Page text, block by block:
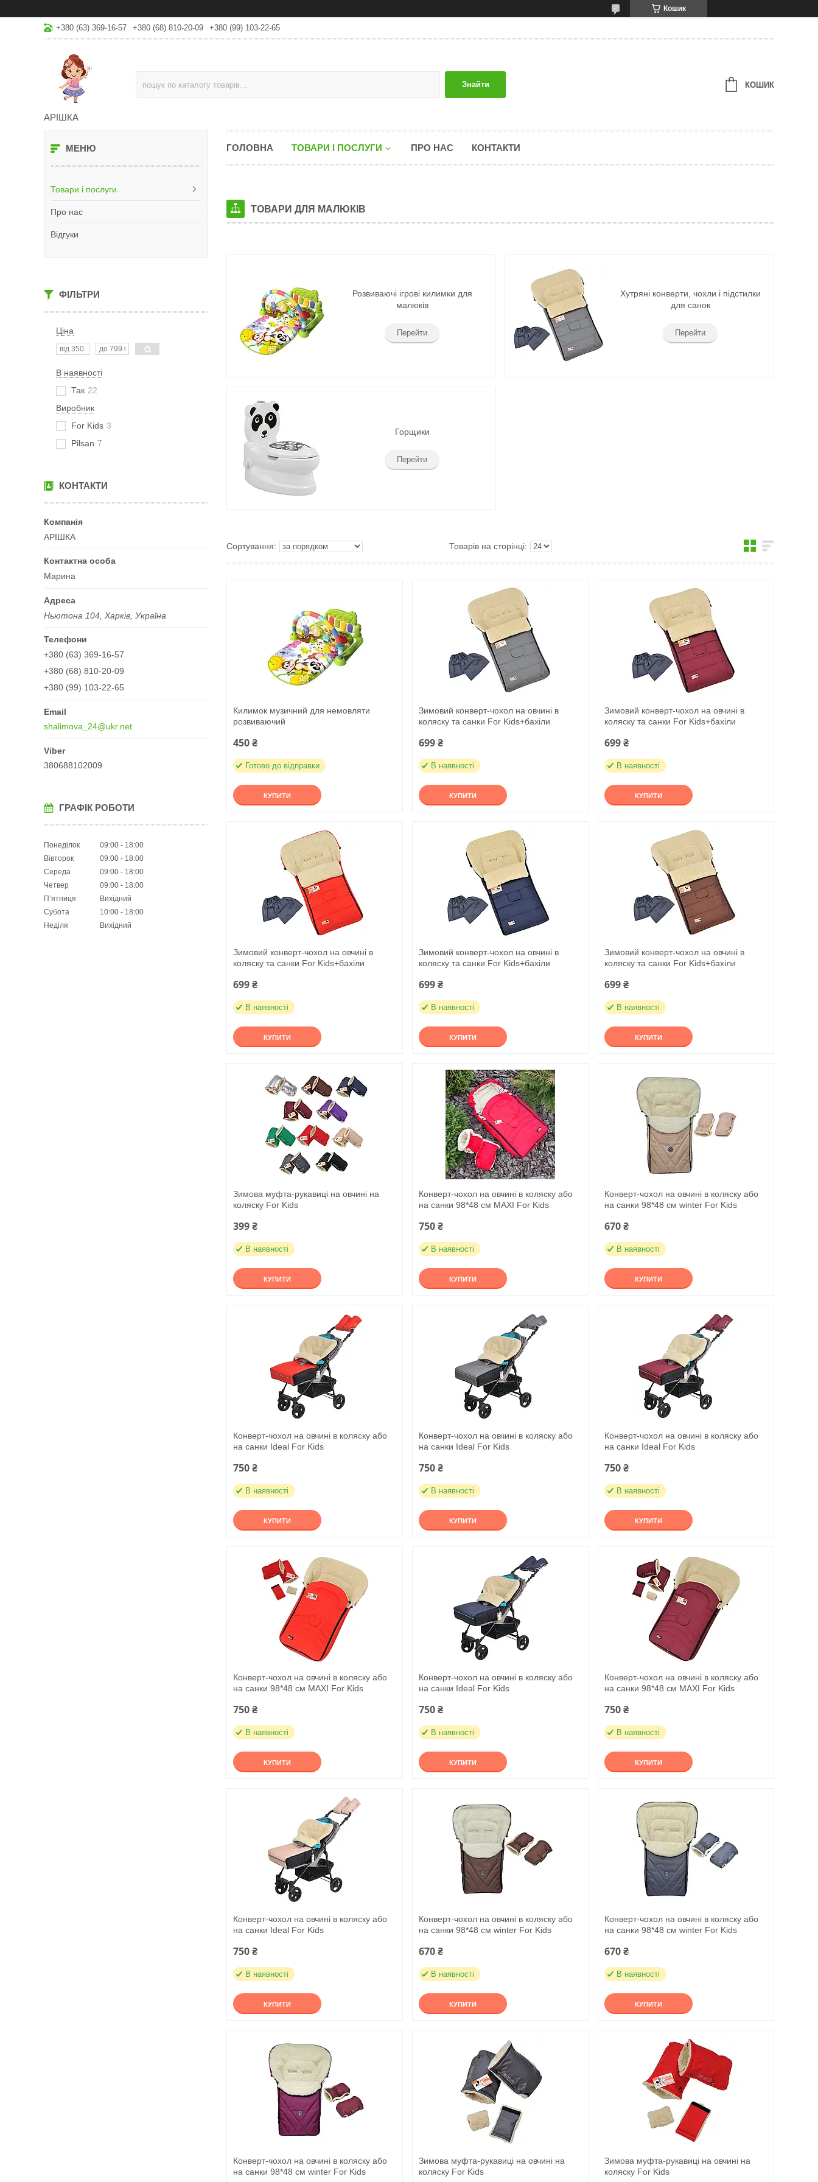
Кошик
+380 (63) 369-16-57 +380 (68) 810-20-09 +380 (99) 103-22-65
АРІШКА
Знайти КОШИК
Товари і послуги
Про нас
Відгуки
ФІЛЬТРИ
Ціна
В наявності
Так 22
Виробник
For Kids 3
Pilsan 7
КОНТАКТИ
АРІШКА
Марина
Ньютона 104, Харків, Україна
+380 (63) 369-16-57
+380 (68) 810-20-09
+380 (99) 103-22-65
shalimova_24@ukr.net
380688102009
ГРАФІК РОБОТИ
Понеділок 09:00
18:00
Вівторок
09:00
18:00
Середа
09:00
18:00
Четвер
09:00
18:00
Пʼятниця
Вихідний
Субота
10:00
18:00
Неділя
Вихідний
ГОЛОВНА ТОВАРИ І ПОСЛУГИ ПРО НАС КОНТАКТИ
ТОВАРИ ДЛЯ МАЛЮКІВ
Розвиваючі ігрові килимки для
малюків
Перейти
Хутряні конверти, чохли і підстилки
для санок
Перейти
Горщики
Перейти
Килимок музичний для немовляти
розвиваючий
450 ₴
Готово до відправки
КУПИТИ
Зимовий конверт-чохол на овчині в
коляску та санки For Kids+бахіли
699 ₴
В наявності
КУПИТИ
Зимовий конверт-чохол на овчині в
коляску та санки For Kids+бахіли
699 ₴
В наявності
КУПИТИ
Зимовий конверт-чохол на овчині в
коляску та санки For Kids+бахіли
699 ₴
В наявності
КУПИТИ
Зимовий конверт-чохол на овчині в
коляску та санки For Kids+бахіли
699 ₴
В наявності
КУПИТИ
Зимовий конверт-чохол на овчині в
коляску та санки For Kids+бахіли
699 ₴
В наявності
КУПИТИ
Зимова муфта-рукавиці на овчині на
коляску For Kids
399 ₴
В наявності
КУПИТИ
Конверт-чохол на овчині в коляску або
на санки 98*48 см MAXI For Kids
750 ₴
В наявності
КУПИТИ
Конверт-чохол на овчині в коляску або
на санки 98*48 см winter For Kids
670 ₴
В наявності
КУПИТИ
Конверт-чохол на овчині в коляску або
на санки Ideal For Kids
750 ₴
В наявності
КУПИТИ
Конверт-чохол на овчині в коляску або
на санки Ideal For Kids
750 ₴
В наявності
КУПИТИ
Конверт-чохол на овчині в коляску або
на санки Ideal For Kids
750 ₴
В наявності
КУПИТИ
Конверт-чохол на овчині в коляску або
на санки 98*48 см MAXI For Kids
750 ₴
В наявності
КУПИТИ
Конверт-чохол на овчині в коляску або
на санки Ideal For Kids
750 ₴
В наявності
КУПИТИ
Конверт-чохол на овчині в коляску або
на санки 98*48 см MAXI For Kids
750 ₴
В наявності
КУПИТИ
Конверт-чохол на овчині в коляску або
на санки Ideal For Kids
750 ₴
В наявності
КУПИТИ
Конверт-чохол на овчині в коляску або
на санки 98*48 см winter For Kids
670 ₴
В наявності
КУПИТИ
Конверт-чохол на овчині в коляску або
на санки 98*48 см winter For Kids
670 ₴
В наявності
КУПИТИ
Конверт-чохол на овчині в коляску або
на санки 98*48 см winter For Kids
Зимова муфта-рукавиці на овчині на
коляску For Kids
Зимова муфта-рукавиці на овчині на
коляску For Kids